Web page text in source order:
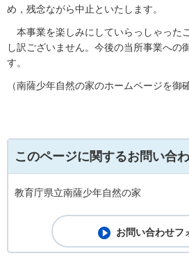
め，残念ながら中止といたします。
本事業を楽しみにしていらっしゃった
し訳ございません。今後の当所事業への
す。
（南薩少年自然の家のホームページを御
このページに関するお問い合
教育庁県立南薩少年自然の家